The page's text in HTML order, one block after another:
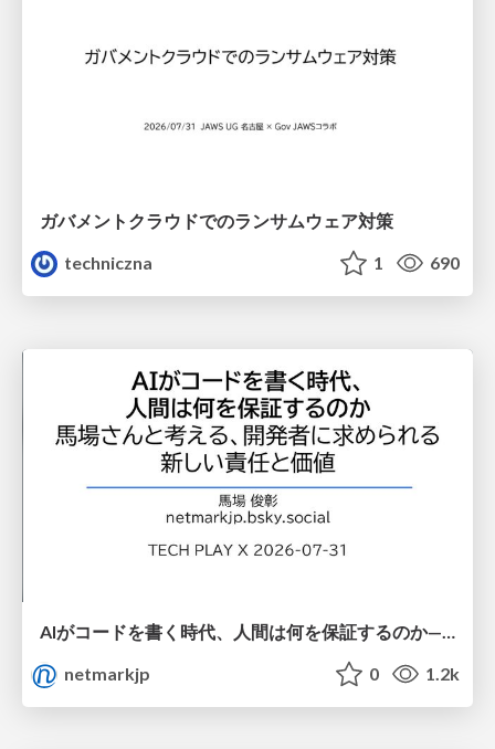
ガバメントクラウドでのランサムウェア対策
techniczna
1 690
AIがコードを書く時代、人間は何を保証するのか———馬場さんと考える、開発者に求められる新しい責任と価値 - TECH PLAY
netmarkjp
0 1.2k